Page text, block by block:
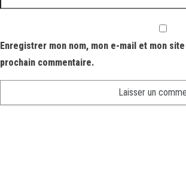
Enregistrer mon nom, mon e-mail et mon
prochain commentaire.